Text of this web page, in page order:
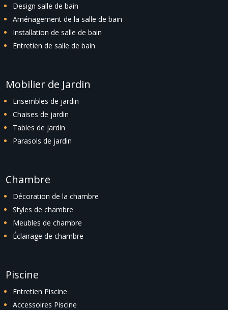
Design salle de bain
Aménagement de la salle de bain
Installation de salle de bain
Entretien de salle de bain
Mobilier de Jardin
Ensembles de jardin
Chaises de jardin
Tables de jardin
Parasols de jardin
Chambre
Décoration de la chambre
Styles de chambre
Meubles de chambre
Éclairage de chambre
Piscine
Entretien Piscine
Accessoires Piscine